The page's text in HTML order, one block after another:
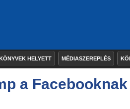
HELYETT MÉDIASZEREPLÉS
a